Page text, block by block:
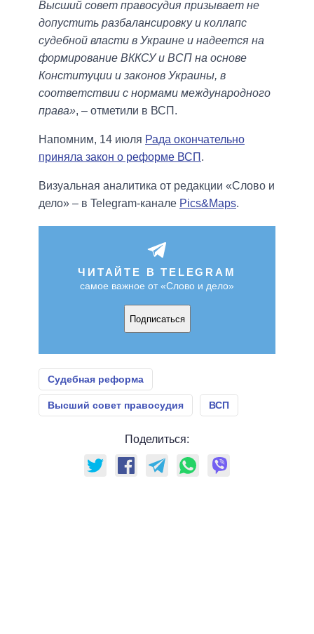
Высший совет правосудия призывает не
допустить разбалансировку и коллапс
судебной власти в Украине и надеется на
формирование ВККСУ и ВСП на основе
Конституции и законов Украины, в
соответствии с нормами международного
права», – отметили в ВСП.
Напомним, 14 июля Рада окончательно
приняла закон о реформе ВСП .
Визуальная аналитика от редакции «Слово и
дело» – в Telegram-канале Pics&Maps.
ЧИТАЙТЕ В TELEGRAM
самое важное от «Слово и дело»
Подписаться
Судебная реформа
Высший совет правосудия ВСП
Поделиться: